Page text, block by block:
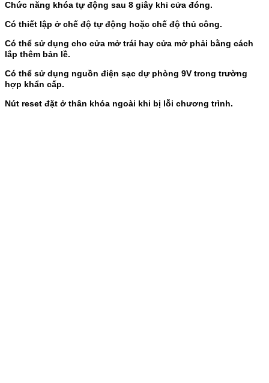
Chức năng khóa tự động sau 8 giây khi cửa đóng.
Có thiết lập ở chế độ tự động hoặc chế độ thủ công.
Có thể sử dụng cho cửa mở trái hay cửa mở phải bằng cách
lắp thêm bản lề.
Có thể sử dụng nguồn điện sạc dự phòng 9V trong trường
hợp khẩn cấp.
Nút reset đặt ở thân khóa ngoài khi bị lỗi chương trình.